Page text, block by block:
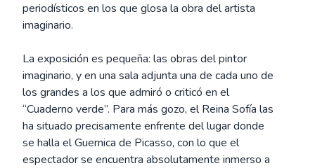
periodísticos en los que glosa la obra del artista
imaginario.
La exposición es pequeña: las obras del pintor
imaginario, y en una sala adjunta una de cada uno de
los grandes a los que admiró o criticó en el
“Cuaderno verde”. Para más gozo, el Reina Sofía las
ha situado precisamente enfrente del lugar donde
se halla el Guernica de Picasso, con lo que el
espectador se encuentra absolutamente inmerso a